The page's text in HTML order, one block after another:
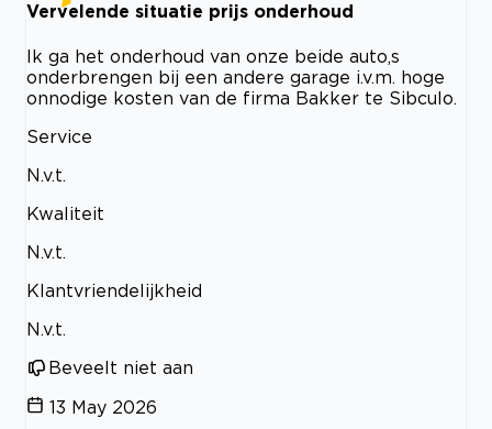
Vervelende situatie prijs onderhoud
Ik ga het onderhoud van onze beide auto,s
onderbrengen bij een andere garage i.v.m. hoge
onnodige kosten van de firma Bakker te Sibculo.
Service
N.v.t.
Kwaliteit
N.v.t.
Klantvriendelijkheid
N.v.t.
Beveelt niet aan
13 May 2026